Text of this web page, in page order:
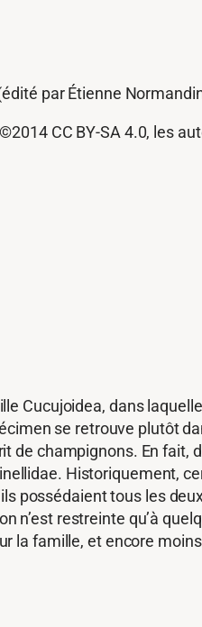
par Étienne
CC BY-SA 4.0, les
Cucujoidea, dans
se retrouve plutôt
de champignons. En fait,
Historiquement,
possédaient tous les
n’est restreinte qu’à
la famille, et encore